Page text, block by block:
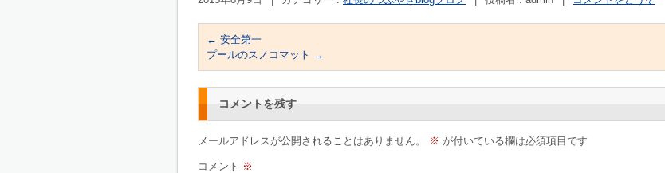
← 安全第一
プールのスノコマット →
コメントを残す
メールアドレスが公開されることはありません。 ※ が付いている欄は必須項目です
コメント ※